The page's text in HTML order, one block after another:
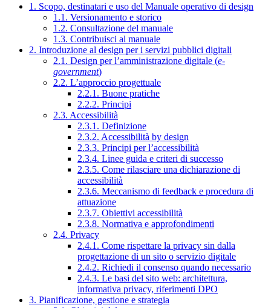
1. Scopo, destinatari e uso del Manuale operativo di design
1.1. Versionamento e storico
1.2. Consultazione del manuale
1.3. Contribuisci al manuale
2. Introduzione al design per i servizi pubblici digitali
2.1. Design per l’amministrazione digitale (e-
government)
2.2. L’approccio progettuale
2.2.1. Buone pratiche
2.2.2. Principi
2.3. Accessibilità
2.3.1. Definizione
2.3.2. Accessibilità by design
2.3.3. Principi per l’accessibilità
2.3.4. Linee guida e criteri di successo
2.3.5. Come rilasciare una dichiarazione di
accessibilità
2.3.6. Meccanismo di feedback e procedura di
attuazione
2.3.7. Obiettivi accessibilità
2.3.8. Normativa e approfondimenti
2.4. Privacy
2.4.1. Come rispettare la privacy sin dalla
progettazione di un sito o servizio digitale
2.4.2. Richiedi il consenso quando necessario
2.4.3. Le basi del sito web: architettura,
informativa privacy, riferimenti DPO
3. Pianificazione, gestione e strategia